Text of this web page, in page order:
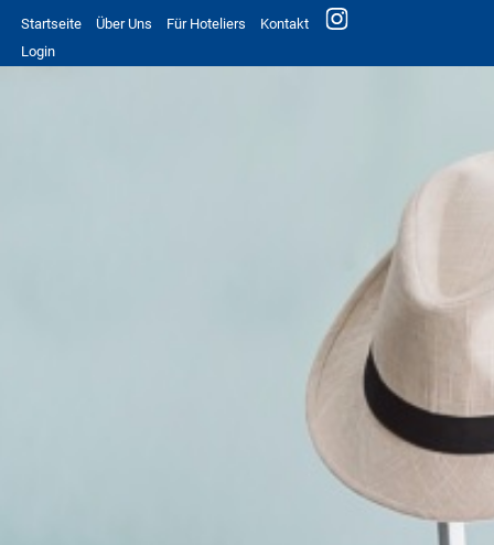
Startseite Über Uns Für Hoteliers
Kontakt
Login